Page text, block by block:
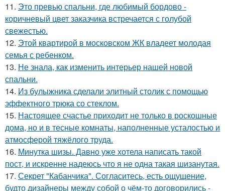
11. Это превью спальни, где любимый бордово -
коричневый цвет заказчика встречается с голубой
свежестью.
12. Этой квартирой в московском ЖК владеет молодая
семья с ребенком.
13. Не знала, как изменить интерьер нашей новой
спальни.
14. Из булыжника сделали элитный столик с помощью
эффектного трюка со стеклом.
15. Настоящее счастье приходит не только в роскошные
дома, но и в тесные комнаты, наполненные усталостью и
атмосферой тяжёлого труда.
16. Минутка шизы. Давно уже хотела написать такой
пост, и искренне надеюсь что я не одна такая шизанутая.
17. Секрет "Кабанчика". Согласитесь, есть ощущение,
будто дизайнеры между собой о чём-то договорились -